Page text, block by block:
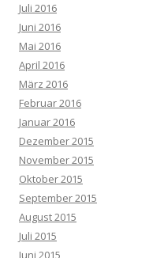
Juli 2016
Juni 2016
Mai 2016
April 2016
März 2016
Februar 2016
Januar 2016
Dezember 2015
November 2015
Oktober 2015
September 2015
August 2015
Juli 2015
Juni 2015